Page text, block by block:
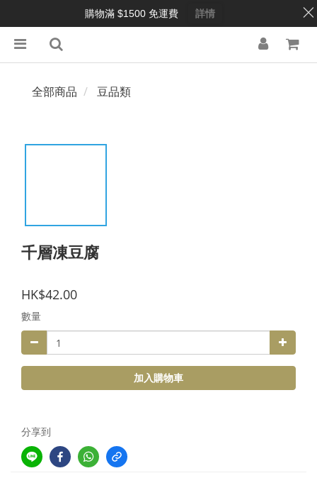
全部商品 豆品類
千層凍豆腐
HK$42.00
數量
加入購物車
分享到
購物滿 $1500 免運費 詳情